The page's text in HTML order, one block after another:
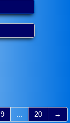
9 ... 20 →